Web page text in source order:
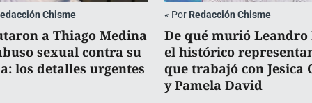
Chisme
a Thiago Medina
sexual contra su
los detalles urgentes
« Por Redacción Chisme
De qué murió Leandro
el histórico
que trabajó con Jesica
y Pamela David